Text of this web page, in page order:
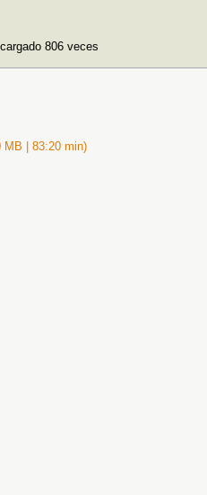
806 veces
MB | 83:20 min)